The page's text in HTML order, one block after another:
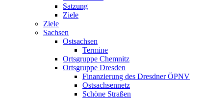
Satzung
Ziele
Ziele
Sachsen
Ostsachsen
Termine
Ortsgruppe Chemnitz
Ortsgruppe Dresden
Finanzierung des Dresdner ÖPNV
Ostsachsennetz
Schöne Straßen